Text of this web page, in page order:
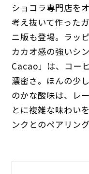
ショコラ専門店を
考え抜いて作った
ニ版も登場。ラッ
カカオ感の強いシ
Cacao」は、コー
濃密さ。ほんの少
のかな酸味は、レ
とに複雑な味わい
ンクとのペアリン